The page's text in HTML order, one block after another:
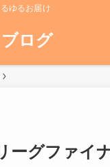
ゆるお届け
ログ
ーグファイ